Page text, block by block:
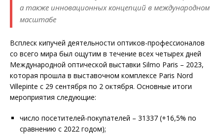
а также инновационных концепций в международном
масштабе
Всплеск кипучей деятельности оптиков-профессионалов
со всего мира был ощутим в течение всех четырех дней
Международной оптической выставки Silmo Paris – 2023,
которая прошла в выставочном комплексе Paris Nord
Villepinte с 29 сентября по 2 октября. Основные итоги
мероприятия следующие:
число посетителей-покупателей – 31337 (+16,5% по
сравнению с 2022 годом);